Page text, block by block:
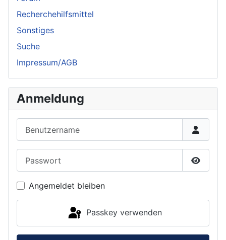
Recherchehilfsmittel
Sonstiges
Suche
Impressum/AGB
Anmeldung
Angemeldet bleiben
Passkey verwenden